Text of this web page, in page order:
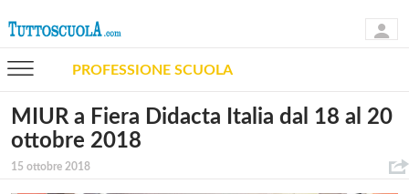
PROFESSIONE SCUOLA
MIUR a Fiera Didacta Italia dal 18 al 20
ottobre 2018
15 ottobre 2018